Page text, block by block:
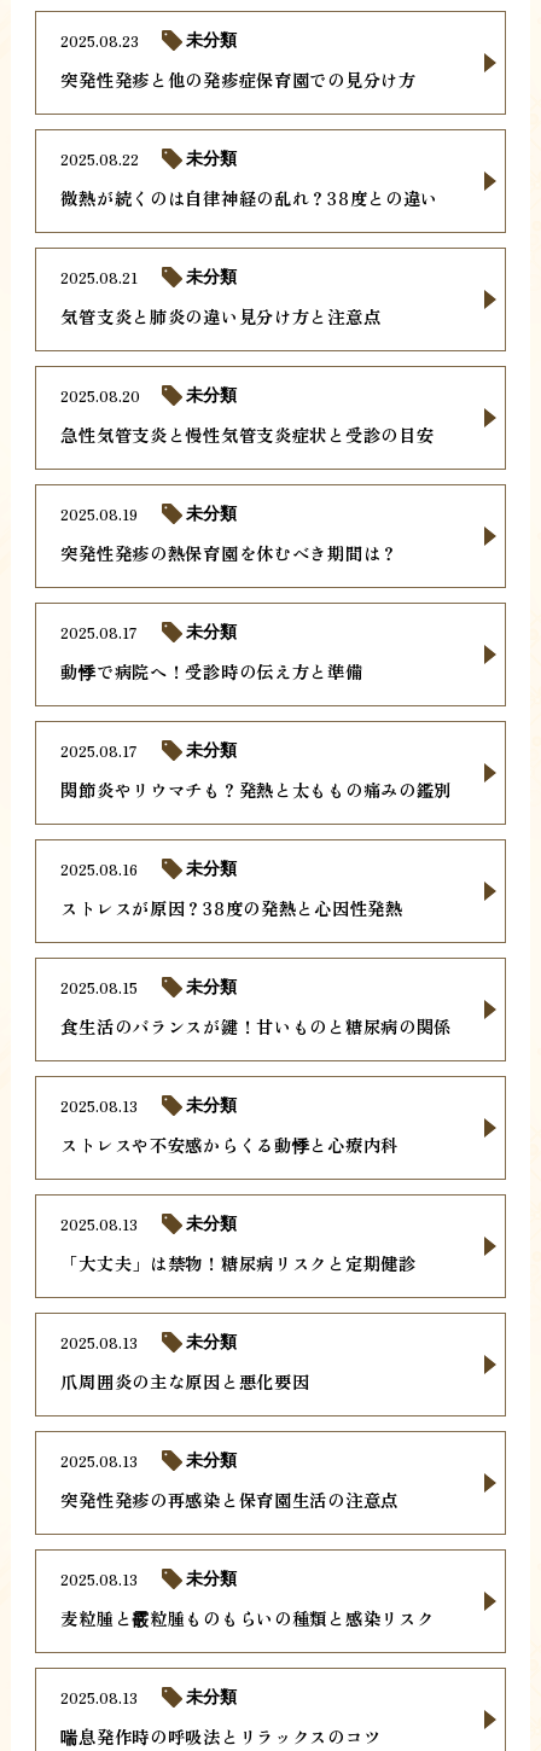
突発性発疹と他の発疹症保育園での見分け方
2025.08.23 未分類
微熱が続くのは自律神経の乱れ？38度との違い
2025.08.22 未分類
気管支炎と肺炎の違い見分け方と注意点
2025.08.21 未分類
急性気管支炎と慢性気管支炎症状と受診の目安
2025.08.20 未分類
突発性発疹の熱保育園を休むべき期間は？
2025.08.19 未分類
動悸で病院へ！受診時の伝え方と準備
2025.08.17 未分類
関節炎やリウマチも？発熱と太ももの痛みの鑑別
2025.08.17 未分類
ストレスが原因？38度の発熱と心因性発熱
2025.08.16 未分類
食生活のバランスが鍵！甘いものと糖尿病の関係
2025.08.15 未分類
ストレスや不安感からくる動悸と心療内科
2025.08.13 未分類
「大丈夫」は禁物！糖尿病リスクと定期健診
2025.08.13 未分類
爪周囲炎の主な原因と悪化要因
2025.08.13 未分類
突発性発疹の再感染と保育園生活の注意点
2025.08.13 未分類
麦粒腫と霰粒腫ものもらいの種類と感染リスク
2025.08.13 未分類
喘息発作時の呼吸法とリラックスのコツ
2025.08.13 未分類